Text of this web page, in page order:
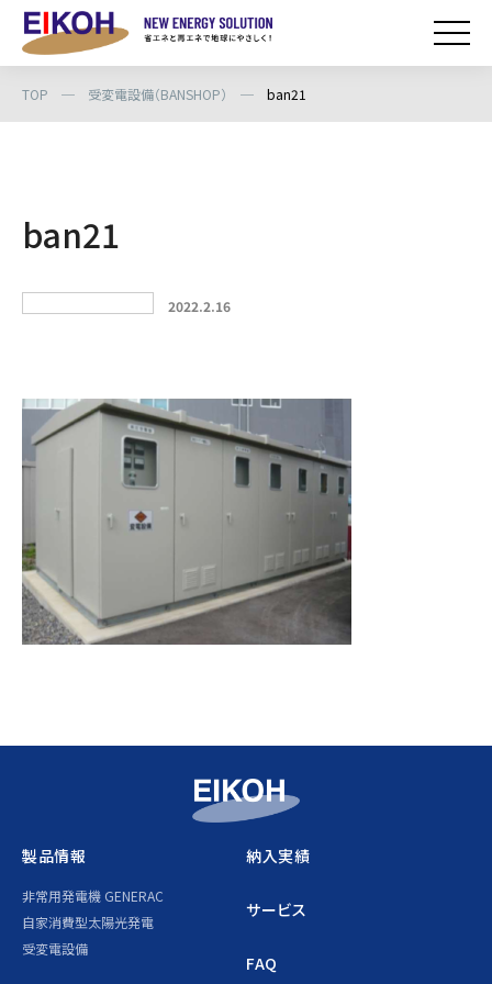
TOP ─ 受変電設備（BANSHOP） ─ ban21
ban21
2022.2.16
製品情報
非常用発電機 GENERAC
自家消費型太陽光発電
受変電設備
納入実績
サービス
FAQ